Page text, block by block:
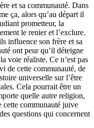
et sa communauté. Dans
ça, alors quʼau départ il
prometteur, la
le renier et lʼexclure.
influence son frère et sa
ont peur quʼil déteigne
voie réaliste. Ce nʼest pas
de cette communauté, de
universelle sur lʼêtre
Cela pourrait être un
quelle autre religion,
cette communauté juive
questions qui concernent